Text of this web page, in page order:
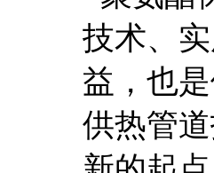
技术、
益，也
供热管